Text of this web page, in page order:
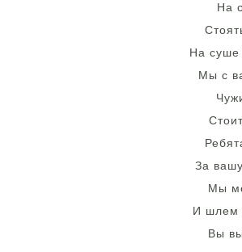
На
На суше
Мы с
За
Мы
И шлем
Вы